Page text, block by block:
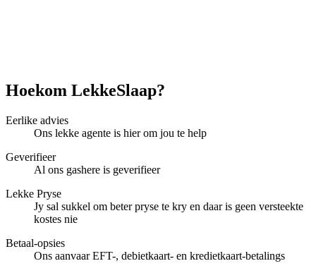
Hoekom LekkeSlaap?
Eerlike advies
Ons lekke agente is hier om jou te help
Geverifieer
Al ons gashere is geverifieer
Lekke Pryse
Jy sal sukkel om beter pryse te kry en daar is geen versteekte
kostes nie
Betaal-opsies
Ons aanvaar EFT-, debietkaart- en kredietkaart-betalings